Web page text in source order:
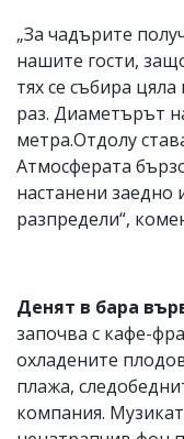
„За чадърите
нашите гости,
тях се събира
раз. Диаметърът
метра.Отдолу
Атмосферата
настанени заедно
разпредели“,
Денят в бара
започва с кафе-
охладените
плажа,
компания.